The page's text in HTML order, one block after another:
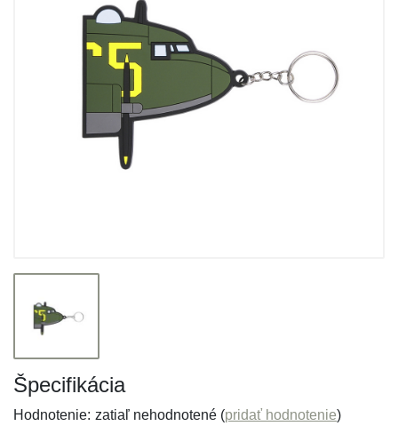
Špecifikácia
Hodnotenie: zatiaľ nehodnotené (pridať hodnotenie)